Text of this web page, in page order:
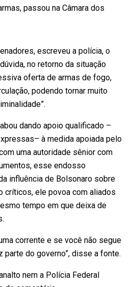
passou na Câmara dos
escreveu a polícia, o
no retorno da situação
oferta de armas de fogo,
podendo tornar muito
dando apoio qualificado –
à medida apoiada pelo
uma autoridade sênior com
esse endosso
influência de Bolsonaro sobre
críticos, ele povoa com aliados
tempo em que deixa de
corrente e se você não segue
parte do governo”, disse a fonte.
nem a Polícia Federal